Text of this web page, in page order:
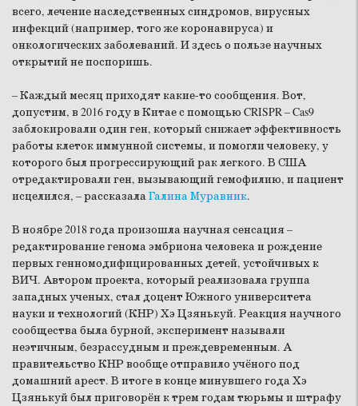
всего, лечение наследственных синдромов, вирусных
инфекций (например, того же коронавируса) и
онкологических заболеваний. И здесь о пользе научных
открытий не поспоришь.
– Каждый месяц приходят какие-то сообщения. Вот,
допустим, в 2016 году в Китае с помощью CRISPR – Cas9
заблокировали один ген, который снижает эффективность
работы клеток иммунной системы, и помогли человеку, у
которого был прогрессирующий рак легкого. В США
отредактировали ген, вызывающий гемофилию, и пациент
исцелился, – рассказалаГалина Муравник.
В ноябре 2018 года произошла научная сенсация –
редактирование генома эмбриона человека и рождение
первых генномодифицированных детей, устойчивых к
ВИЧ. Автором проекта, который реализовала группа
западных ученых, стал доцент Южного университета
науки и технологий (КНР) Хэ Цзянькуй. Реакция научного
сообщества была бурной, эксперимент называли
неэтичным, безрассудным и преждевременным. А
правительство КНР вообще отправило учёного под
домашний арест. В итоге в конце минувшего года Хэ
Цзянькуй был приговорён к трем годам тюрьмы и штрафу